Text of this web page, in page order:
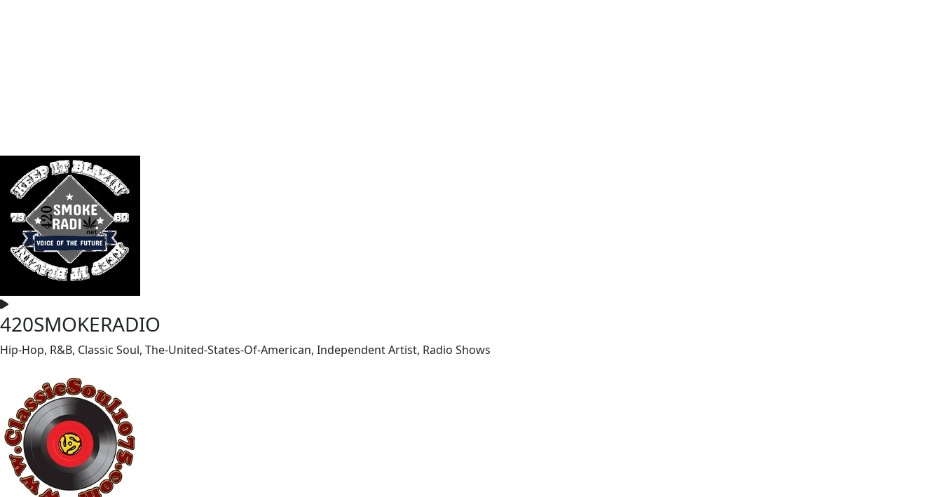
420SMOKERADIO
Hip-Hop, R&B, Classic Soul, The-United-States-Of-American, Independent Artist, Radio Shows